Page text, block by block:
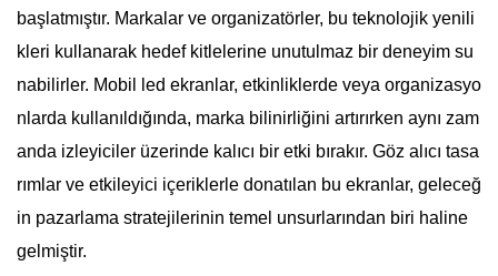
başlatmıştır. Markalar ve organizatörler, bu teknolojik yenili
kleri kullanarak hedef kitlelerine unutulmaz bir deneyim su
nabilirler. Mobil led ekranlar, etkinliklerde veya organizasyo
nlarda kullanıldığında, marka bilinirliğini artırırken aynı zam
anda izleyiciler üzerinde kalıcı bir etki bırakır. Göz alıcı tasa
rımlar ve etkileyici içeriklerle donatılan bu ekranlar, geleceğ
in pazarlama stratejilerinin temel unsurlarından biri haline
gelmiştir.